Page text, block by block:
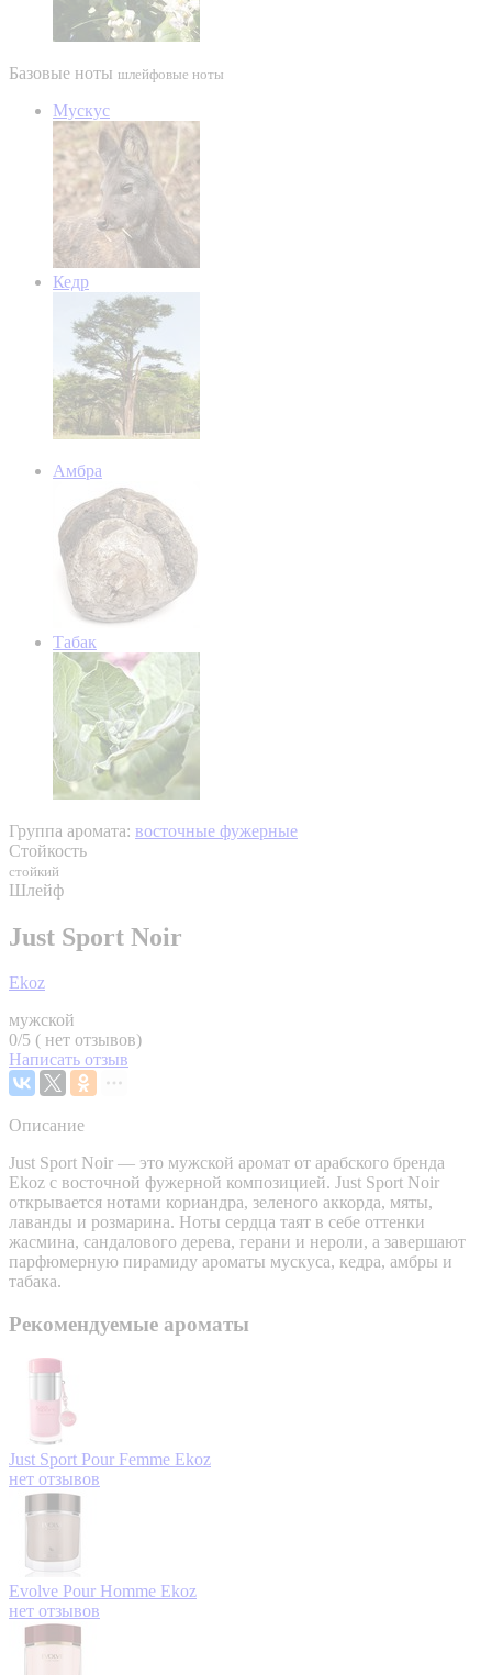
Базовые ноты шлейфовые ноты
Мускус
Кедр
Амбра
Табак
Группа аромата: восточные фужерные
Стойкость
стойкий
Шлейф
Just Sport Noir
Ekoz
мужской
0/5 ( нет отзывов)
Написать отзыв
Описание
Just Sport Noir — это мужской аромат от арабского бренда
Ekoz с восточной фужерной композицией. Just Sport Noir
открывается нотами кориандра, зеленого аккорда, мяты,
лаванды и розмарина. Ноты сердца таят в себе оттенки
жасмина, сандалового дерева, герани и нероли, а завершают
парфюмерную пирамиду ароматы мускуса, кедра, амбры и
табака.
Рекомендуемые ароматы
Just Sport Pour Femme Ekoz
нет отзывов
Evolve Pour Homme Ekoz
нет отзывов